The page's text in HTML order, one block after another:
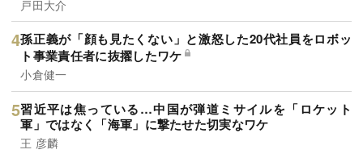
戸田大介
孫正義が「顔も見たくない」と激怒した20代社員をロボッ
ト事業責任者に抜擢したワケ
小倉健一
習近平は焦っている…中国が弾道ミサイルを「ロケット
軍」ではなく「海軍」に撃たせた切実なワケ
王 彦麟